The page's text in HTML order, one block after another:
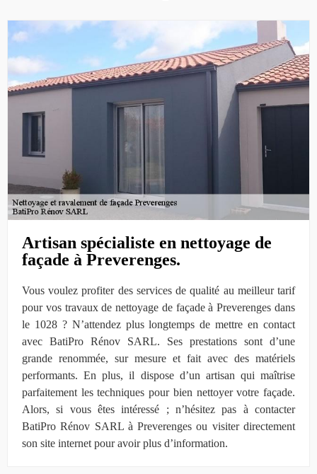
Artisan spécialiste en nettoyage de
façade à Preverenges.
Vous voulez profiter des services de qualité au meilleur tarif
pour vos travaux de nettoyage de façade à Preverenges dans
le 1028 ? N’attendez plus longtemps de mettre en contact
avec BatiPro Rénov SARL. Ses prestations sont d’une
grande renommée, sur mesure et fait avec des matériels
performants. En plus, il dispose d’un artisan qui maîtrise
parfaitement les techniques pour bien nettoyer votre façade.
Alors, si vous êtes intéressé ; n’hésitez pas à contacter
BatiPro Rénov SARL à Preverenges ou visiter directement
son site internet pour avoir plus d’information.